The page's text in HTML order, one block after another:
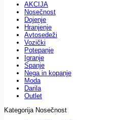
AKCIJA
Nosečnost
Dojenje
Hranjenje
Avtosedeži
Vozički
Potepanje
Igranje
Spanje
Nega in kopanje
Moda
Darila
Outlet
Kategorija Nosečnost